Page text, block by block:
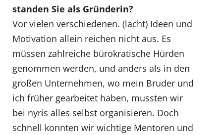
standen Sie als Gründerin?
Vor vielen verschiedenen. (lacht) Ideen und
Motivation allein reichen nicht aus. Es
müssen zahlreiche bürokratische Hürden
genommen werden, und anders als in den
großen Unternehmen, wo mein Bruder und
ich früher gearbeitet haben, mussten wir
bei nyris alles selbst organisieren. Doch
schnell konnten wir wichtige Mentoren und